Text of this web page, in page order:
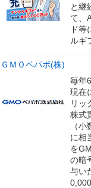
と継
て、
ド等
ルギ
ＧＭＯペパボ(株)
毎年
現在
リッ
株式
（
に相
を
の暗
与い